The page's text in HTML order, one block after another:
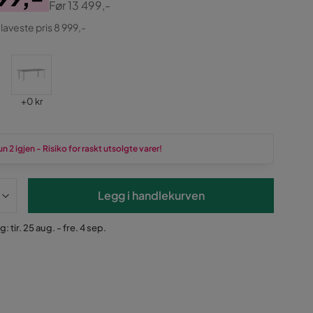
Før13 499,-
pris 8 999,-
Pris
+0 kr
2 igjen - Risiko for raskt utsolgte varer!
Legg i handlekurven
tir. 25 aug. - fre. 4 sep.